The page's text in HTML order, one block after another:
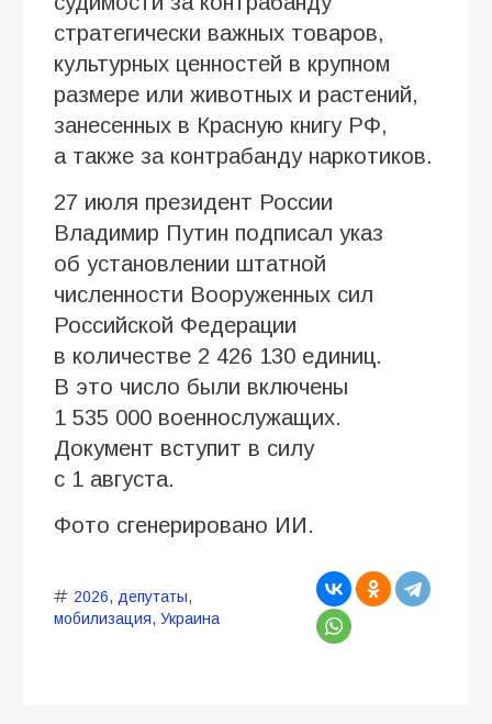
стратегически важных товаров,
культурных ценностей в крупном
размере или животных и растений,
занесенных в Красную книгу РФ,
а также за контрабанду наркотиков.
27 июля президент России
Владимир Путин подписал указ
об установлении штатной
численности Вооруженных сил
Российской Федерации
в количестве 2 426 130 единиц.
В это число были включены
1 535 000 военнослужащих.
Документ вступит в силу
с 1 августа.
Фото сгенерировано ИИ.
2026, депутаты,
мобилизация, Украина